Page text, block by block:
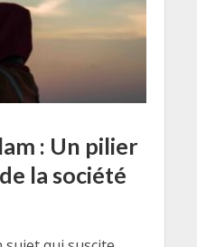
: Un pilier
la société